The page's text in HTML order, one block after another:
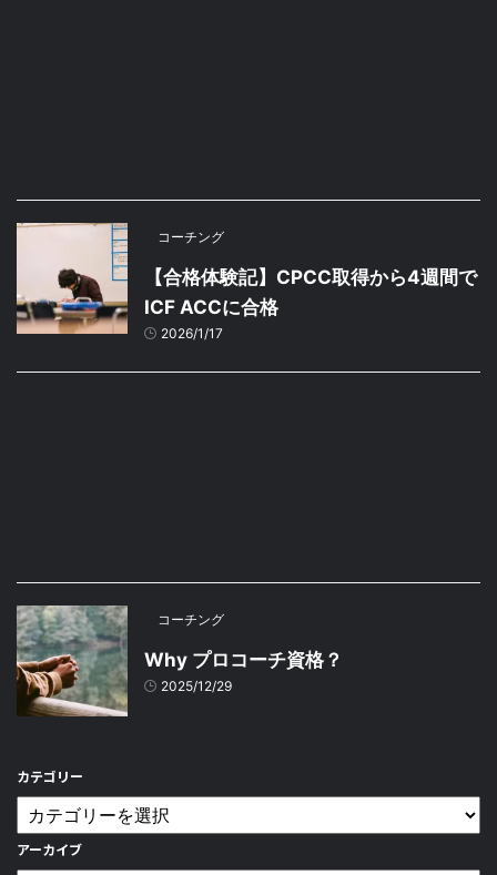
コーチング
【合格体験記】CPCC取得から4週間で
ICF ACCに合格
2026/1/17
コーチング
Why プロコーチ資格？
2025/12/29
カテゴリー
アーカイブ